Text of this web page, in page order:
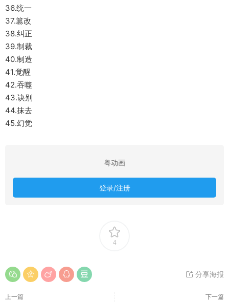
36.统一
37.篡改
38.纠正
39.制裁
40.制造
41.觉醒
42.吞噬
43.诀别
44.抹去
45.幻觉
粤动画
登录/注册
4
分享海报
上一篇 下一篇